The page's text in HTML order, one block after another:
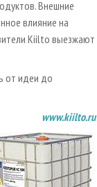
Внешние
влияние на
Kiilto выезжают
от идеи до
www.kiilto.ru